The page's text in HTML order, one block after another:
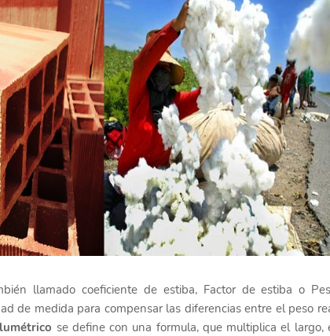
llamado coeficiente de estiba, Factor de estiba o
de medida para compensar las diferencias entre el peso
se define con una formula, que multiplica el largo,